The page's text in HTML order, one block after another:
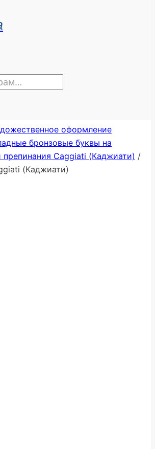
оформление
бронзовые буквы на
препинания Caggiati (Каджиати) /
(Каджиати)